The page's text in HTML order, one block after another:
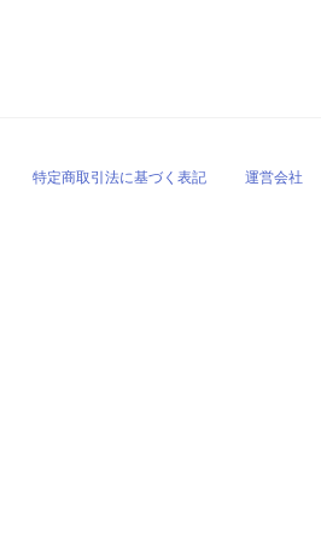
特定商取引法に基づく表記 運営会社